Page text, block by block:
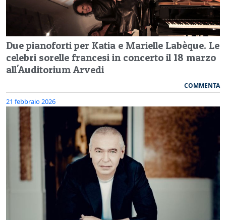
Due pianoforti per Katia e Marielle Labèque. Le
celebri sorelle francesi in concerto il 18 marzo
all'Auditorium Arvedi
COMMENTA
21 febbraio 2026